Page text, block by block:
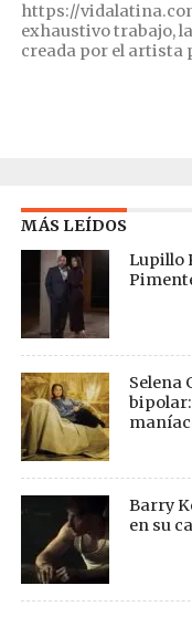
https://
exhaustivo trabajo,
creada por el artista
MÁS LEÍDOS
Lupillo
Selena
Barry
en su